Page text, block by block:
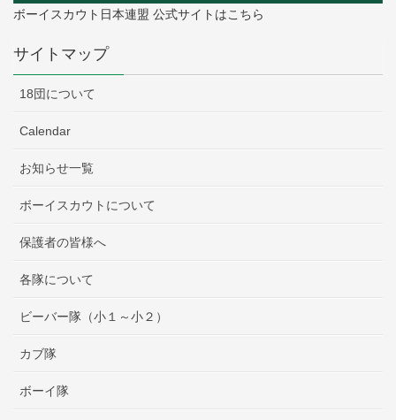
ボーイスカウト日本連盟 公式サイトはこちら
サイトマップ
18団について
Calendar
お知らせ一覧
ボーイスカウトについて
保護者の皆様へ
各隊について
ビーバー隊（小１～小２）
カブ隊
ボーイ隊